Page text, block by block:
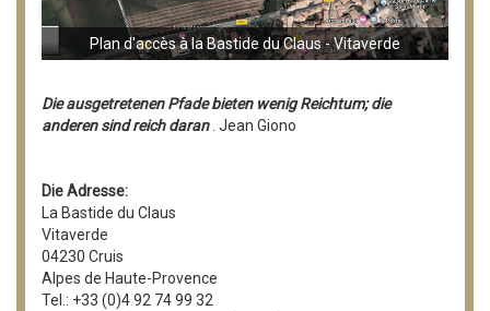
Plan d'accès à la Bastide du Claus - Vitaverde
Die ausgetretenen Pfade bieten wenig Reichtum; die
anderen sind reich daran. Jean Giono
Die Adresse:
La Bastide du Claus
Vitaverde
04230 Cruis
Alpes de Haute-Provence
Tel.: +33 (0)4 92 74 99 32